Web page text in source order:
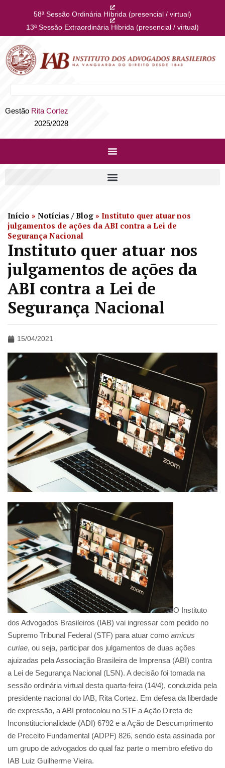
58ª Sessão Ordinária Híbrida (presencial / virtual)
13ª Sessão Extraordinária Híbrida (presencial / virtual)
Gestão Rita Cortez
2025/2028
Início » Notícias / Blog » Instituto quer atuar nos
julgamentos de ações da ABI contra a Lei de
Segurança Nacional
Instituto quer atuar nos
julgamentos de ações da
ABI contra a Lei de
Segurança Nacional
15/04/2021
O Instituto
dos Advogados Brasileiros (IAB) vai ingressar com pedido no
Supremo Tribunal Federal (STF) para atuar como amicus
curiae, ou seja, participar dos julgamentos de duas ações
ajuizadas pela Associação Brasileira de Imprensa (ABI) contra
a Lei de Segurança Nacional (LSN). A decisão foi tomada na
sessão ordinária virtual desta quarta-feira (14/4), conduzida pela
presidente nacional do IAB, Rita Cortez. Em defesa da liberdade
de expressão, a ABI protocolou no STF a Ação Direta de
Inconstitucionalidade (ADI) 6792 e a Ação de Descumprimento
de Preceito Fundamental (ADPF) 826, sendo esta assinada por
um grupo de advogados do qual faz parte o membro efetivo do
IAB Luiz Guilherme Vieira.